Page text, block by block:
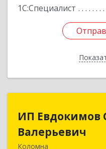
1С:Специалист
ИП Евдокимов
Валерьевич
Коломна
ИП